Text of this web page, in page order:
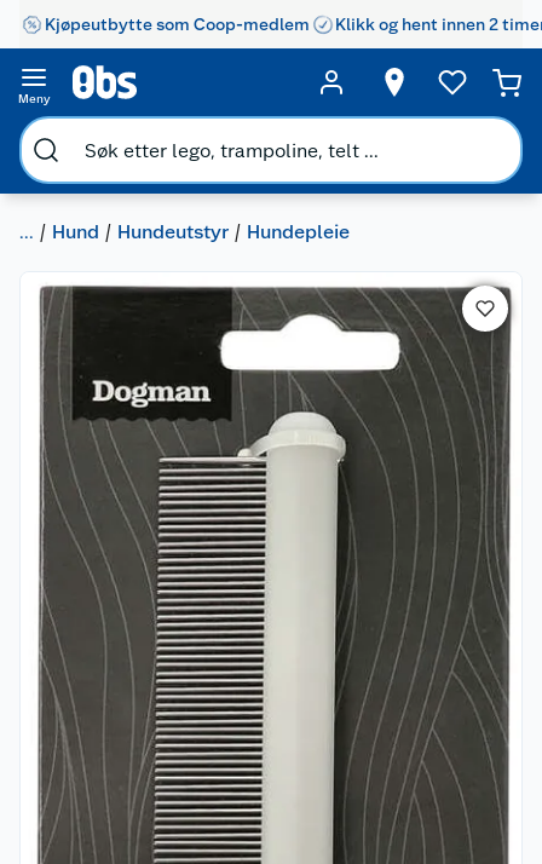
Kjøpeutbytte som Coop-medlem Klikk og hent innen 2
Meny
... Hund Hundeutstyr Hundepleie